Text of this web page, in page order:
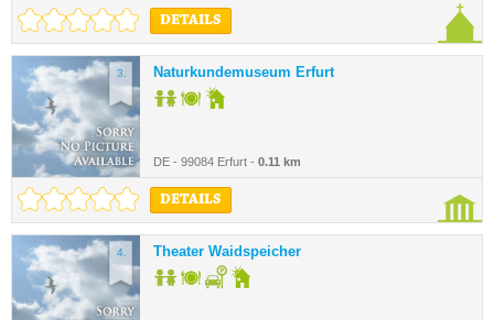
DETAILS
3. Naturkundemuseum Erfurt
DE - 99084 Erfurt - 0.11 km
DETAILS
4. Theater Waidspeicher